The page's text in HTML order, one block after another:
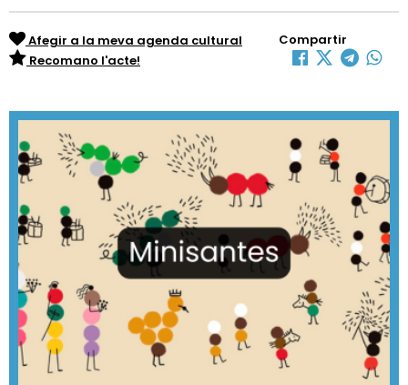
Afegir a la meva agenda cultural
Recomano l'acte!
Compartir